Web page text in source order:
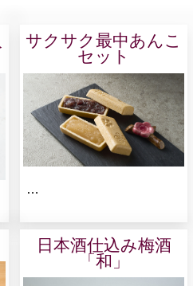
サクサク最中あんこ
セット
…
日本酒仕込み梅酒
「和」